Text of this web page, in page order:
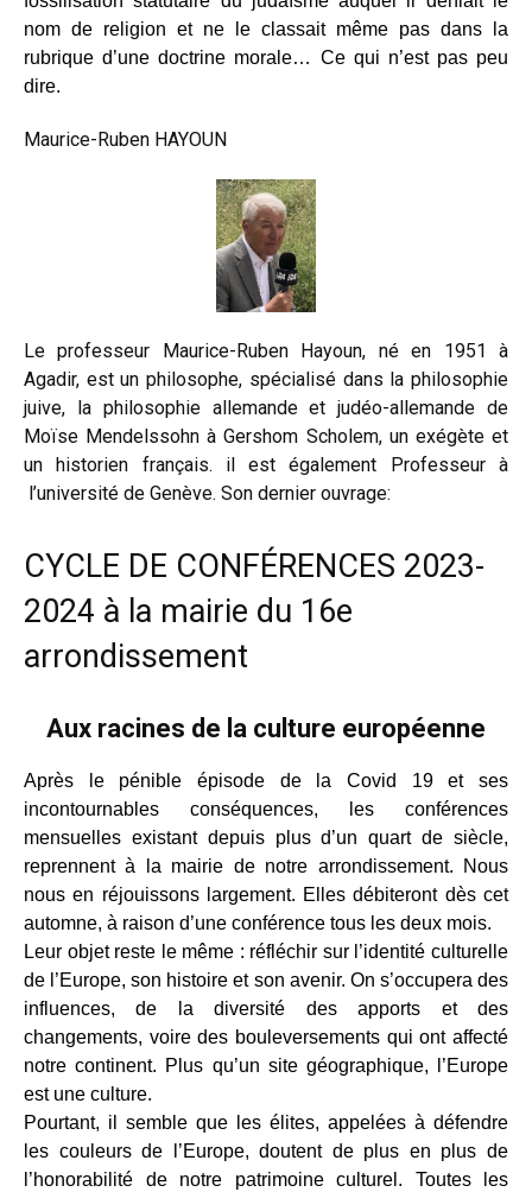
nom de religion et ne le classait même pas dans la
rubrique d’une doctrine morale… Ce qui n’est pas peu
dire.
Maurice-Ruben HAYOUN
Le professeur Maurice-Ruben Hayoun, né en 1951 à
Agadir, est un philosophe, spécialisé dans la philosophie
juive, la philosophie allemande et judéo-allemande de
Moïse Mendelssohn à Gershom Scholem, un exégète et
un historien français. il est également Professeur à
l’université de Genève. Son dernier ouvrage:
CYCLE DE CONFÉRENCES 2023-
2024 à la mairie du 16e
arrondissement
Aux racines de la culture européenne
Après le pénible épisode de la Covid 19 et ses
incontournables conséquences, les conférences
mensuelles existant depuis plus d’un quart de siècle,
reprennent à la mairie de notre arrondissement. Nous
nous en réjouissons largement. Elles débiteront dès cet
automne, à raison d’une conférence tous les deux mois.
Leur objet reste le même : réfléchir sur l’identité culturelle
de l’Europe, son histoire et son avenir. On s’occupera des
influences, de la diversité des apports et des
changements, voire des bouleversements qui ont affecté
notre continent. Plus qu’un site géographique, l’Europe
est une culture.
Pourtant, il semble que les élites, appelées à défendre
les couleurs de l’Europe, doutent de plus en plus de
l’honorabilité de notre patrimoine culturel. Toutes les